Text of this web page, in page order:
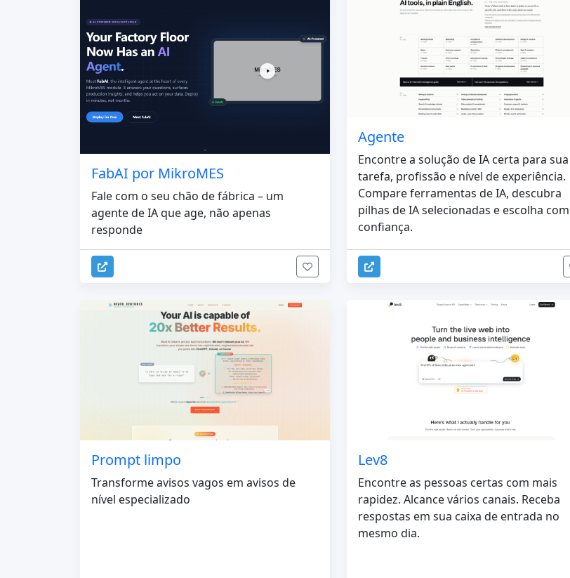
FabAI por MikroMES
Fale com o seu chão de fábrica – um
agente de IA que age, não apenas
responde
Agente
Encontre a solução de IA certa para sua
tarefa, profissão e nível de experiência.
Compare ferramentas de IA, descubra
pilhas de IA selecionadas e escolha com
confiança.
Prompt limpo
Transforme avisos vagos em avisos de
nível especializado
Lev8
Encontre as pessoas certas com mais
rapidez. Alcance vários canais. Receba
respostas em sua caixa de entrada no
mesmo dia.